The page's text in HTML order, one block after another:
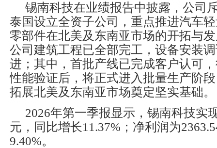
锡南科技在业绩报告中披露，公司
泰国设立全资子公司，重点推进汽车
零部件在北美及东南亚市场的开拓与
公司建筑工程已全部完工，设备安装
进；其中，首批产线已完成客户认可
性能验证后，将正式进入批量生产阶
拓展北美及东南亚市场奠定坚实基础。
2026年第一季报显示，锡南科技实
元，同比增长11.37%；净利润为
9.40%。